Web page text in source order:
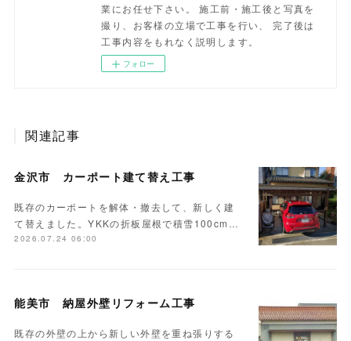
業にお任せ下さい。 施工前・施工後と写真を
撮り、お客様の立場で工事を行い、 完了後は
工事内容をもれなく説明します。
フォロー
関連記事
金沢市 カーポート建て替え工事
既存のカーポートを解体・撤去して、新しく建
て替えました。YKKの折板屋根で積雪100cm…
2026.07.24 06:00
能美市 納屋外壁リフォーム工事
既存の外壁の上から新しい外壁を重ね張りする